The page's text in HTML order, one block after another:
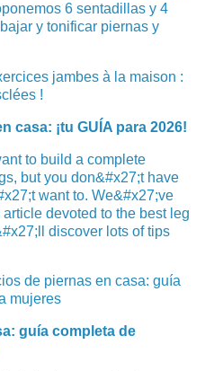
6 sentadillas y 4
y tonificar piernas y
jambes à la maison :
!
casa: ¡tu GUÍA para 2026!
to build a complete
but you don&#x27;t have
want to. We&#x27;ve
devoted to the best leg
discover lots of tips
de piernas en casa: guía
mujeres
guía completa de